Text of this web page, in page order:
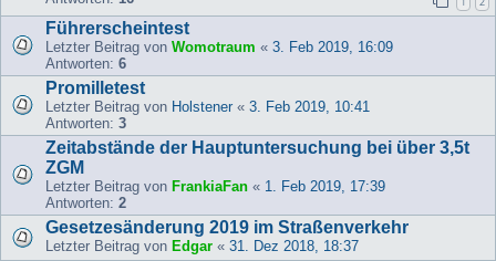
Führerscheintest
Letzter Beitrag von Womotraum « 3. Feb 2019, 16:09
Antworten: 6
Promilletest
Letzter Beitrag von Holstener « 3. Feb 2019, 10:41
Antworten: 3
Zeitabstände der Hauptuntersuchung bei über 3,5t
ZGM
Letzter Beitrag von FrankiaFan « 1. Feb 2019, 17:39
Antworten: 2
Gesetzesänderung 2019 im Straßenverkehr
Letzter Beitrag von Edgar « 31. Dez 2018, 18:37